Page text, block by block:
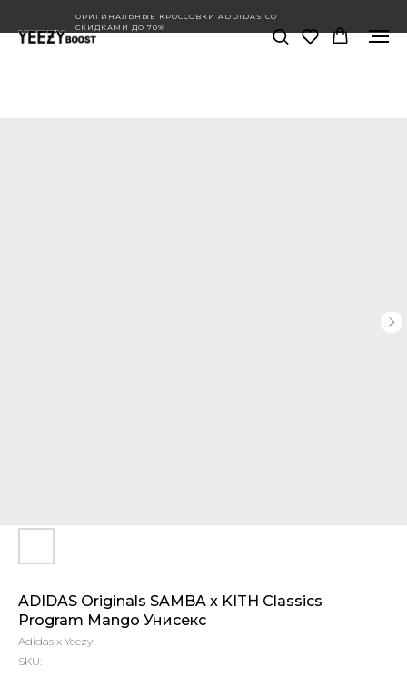
ОРИГИНАЛЬНЫЕ КРОССОВКИ ADDIDAS СО
СКИДКАМИ ДО 70%
ADIDAS Originals SAMBA x KITH Classics
Program Mango Унисекс
Adidas x Yeezy
SKU: